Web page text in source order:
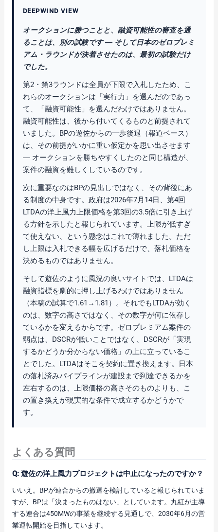
DEEPWIND VIEW
オークションに勝つことと、融資可能性の審査を通
ることは、別の試験です ― そして日本のゼロプレミ
アム・ラウンドが決着させたのは、最初の試験だけ
でした。
第2・第3ラウンドは全員が下限で入札したため、こ
れらのオークションは「実行力」を選んだのであっ
て、「融資可能性」を選んだわけではありません。
融資可能性は、後から付いてくるものと前提されて
いました。BPの遊佐からの一歩後退（報道ベース）
は、その前提がいかに重い仮定かを思い出させます
― オークションを勝ちやすくしたのと同じ構造が、
案件の融資を難しくしているのです。
次に重要なのはBPの見出しではなく、その背後にあ
る制度の中身です。政府は2026年7月14日、第4回
LTDAの洋上風力上限価格を第3回の3.5倍に引き上げ
る方針を示したと報じられています。上限が低すぎ
て使えない、という懸念はこれで薄れました。ただ
し上限は入札できる幅を広げるだけで、落札価格を
決めるものではありません。
そして遊佐のように風況の良いサイトでは、LTDAは
融資指標を劇的に押し上げるわけではありません
（本稿の試算で1.61→1.81）。それでもLTDAが効く
のは、数字の高さではなく、その数字が何に依存し
ているかを変えるからです。ゼロプレミアム案件の
弱点は、DSCRが低いことではなく、DSCRが「実現
するかどうか分からない価格」の上に立っているこ
とでした。LTDAはそこを契約に置き換えます。日本
の落札済みパイプラインが建設まで到達できるかを
左右するのは、上限価格の高さそのものよりも、こ
の置き換えが現実的な条件で成立するかどうかで
す。
よくある質問
Q: 遊佐の洋上風力プロジェクトは中止になったのですか？
いいえ。BPが連合からの撤退を検討していると報じられていま
すが、BPは「決まったものはない」としています。丸紅が主導
する連合は450MWの事業を継続する見通しで、2030年6月の営
業運転開始を目指しています。